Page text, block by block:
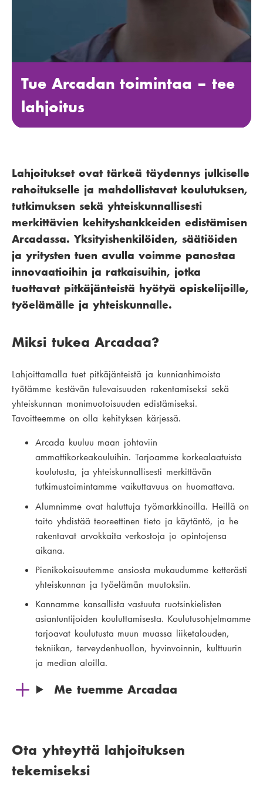
Tue Arcadan toimintaa – tee
lahjoitus
Lahjoitukset ovat tärkeä täydennys julkiselle
rahoitukselle ja mahdollistavat koulutuksen,
tutkimuksen sekä yhteiskunnallisesti
merkittävien kehityshankkeiden edistämisen
Arcadassa. Yksityishenkilöiden, säätiöiden
ja yritysten tuen avulla voimme panostaa
innovaatioihin ja ratkaisuihin, jotka
tuottavat pitkäjänteistä hyötyä opiskelijoille,
työelämälle ja yhteiskunnalle.
Miksi tukea Arcadaa?
Lahjoittamalla tuet pitkäjänteistä ja kunnianhimoista
työtämme kestävän tulevaisuuden rakentamiseksi sekä
yhteiskunnan monimuotoisuuden edistämiseksi.
Tavoitteemme on olla kehityksen kärjessä.
Arcada kuuluu maan johtaviin
ammattikorkeakouluihin. Tarjoamme korkealaatuista
koulutusta, ja yhteiskunnallisesti merkittävän
tutkimustoimintamme vaikuttavuus on huomattava.
Alumnimme ovat haluttuja työmarkkinoilla. Heillä on
taito yhdistää teoreettinen tieto ja käytäntö, ja he
rakentavat arvokkaita verkostoja jo opintojensa
aikana.
Pienikokoisuutemme ansiosta mukaudumme ketterästi
yhteiskunnan ja työelämän muutoksiin.
Kannamme kansallista vastuuta ruotsinkielisten
asiantuntijoiden kouluttamisesta. Koulutusohjelmamme
tarjoavat koulutusta muun muassa liiketalouden,
tekniikan, terveydenhuollon, hyvinvoinnin, kulttuurin
ja median aloilla.
Me tuemme Arcadaa
Ota yhteyttä lahjoituksen
tekemiseksi